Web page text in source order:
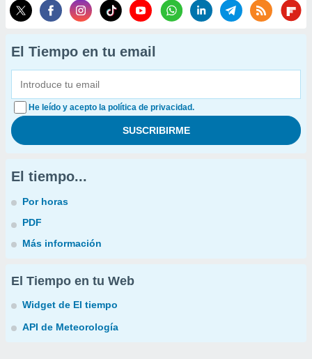
El Tiempo en tu email
He leído y acepto la política de privacidad.
El tiempo...
Por horas
PDF
Más información
El Tiempo en tu Web
Widget de El tiempo
API de Meteorología